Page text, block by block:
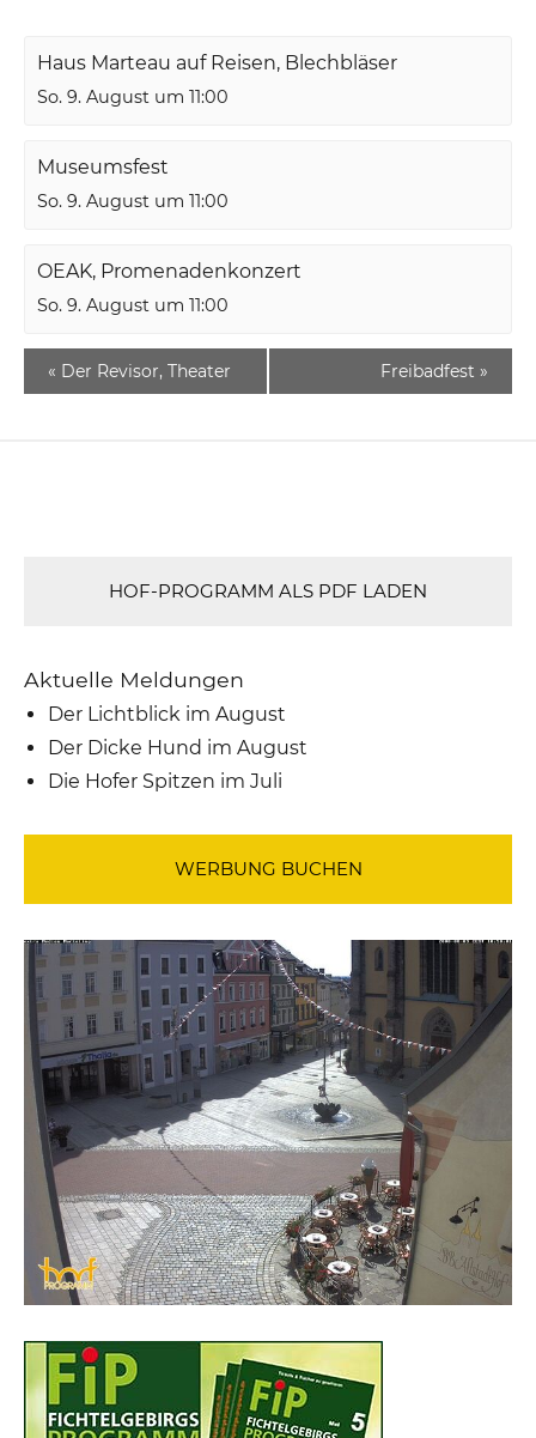
Haus Marteau auf Reisen, Blechbläser
So. 9. August um 11:00
Museumsfest
So. 9. August um 11:00
OEAK, Promenadenkonzert
So. 9. August um 11:00
« Der Revisor, Theater Freibadfest »
HOF-PROGRAMM ALS PDF LADEN
Aktuelle Meldungen
Der Lichtblick im August
Der Dicke Hund im August
Die Hofer Spitzen im Juli
WERBUNG BUCHEN